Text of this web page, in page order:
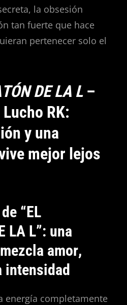
la obsesión
tan fuerte que hace
pertenecer solo el
DE LA L–
RK:
y una
mejor lejos
“EL
LA L”: una
amor,
intensidad
energía completamente